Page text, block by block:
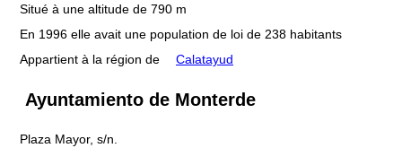
Situé à une altitude de 790 m
En 1996 elle avait une population de loi de 238 habitants
Appartient à la région de
Calatayud
Ayuntamiento de Monterde
Plaza Mayor, s/n.